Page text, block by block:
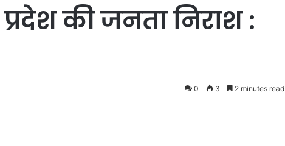
की जनता निराश :
0 3 2 minutes read